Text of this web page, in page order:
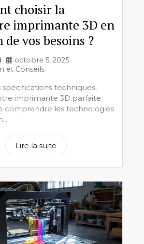
choisir la
imprimante 3D en
vos besoins ?
octobre 5, 2025
et Conseils
spécifications techniques,
imprimante 3D parfaite
comprendre les technologies
Lire la suite